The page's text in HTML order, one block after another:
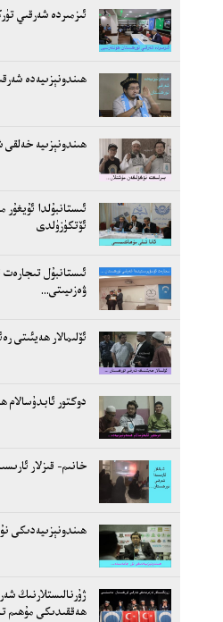
ئىزمىردە شەرقىي
ھىندونېزىيەدە
ھىندونېزىيە خەلقى
ئىستانبۇلدا ئۇيغۇر
ئۆتكۈزۈلدى
ئىستانبۇل تىجارەت
ۋەزىيىتى...
ئۆلىمالار ھەيئىتى
دوكتور ئابدۇسالام
خانىم- قىزلار
ھىندونېزىيەدىكى
ژۇرنالىستلارنىڭ
ھەققىدىكى مۇھىم